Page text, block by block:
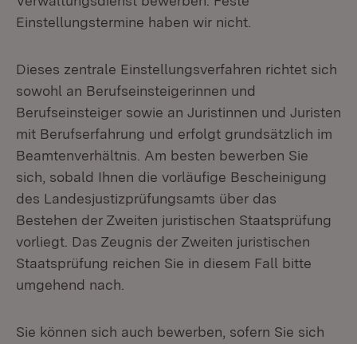
Einstellungstermine haben wir nicht.
Dieses zentrale Einstellungsverfahren richtet sich
sowohl an Berufseinsteigerinnen und
Berufseinsteiger sowie an Juristinnen und Juristen
mit Berufserfahrung und erfolgt grundsätzlich im
Beamtenverhältnis. Am besten bewerben Sie
sich, sobald Ihnen die vorläufige Bescheinigung
des Landesjustizprüfungsamts über das
Bestehen der Zweiten juristischen Staatsprüfung
vorliegt. Das Zeugnis der Zweiten juristischen
Staatsprüfung reichen Sie in diesem Fall bitte
umgehend nach.
Sie können sich auch bewerben, sofern Sie sich